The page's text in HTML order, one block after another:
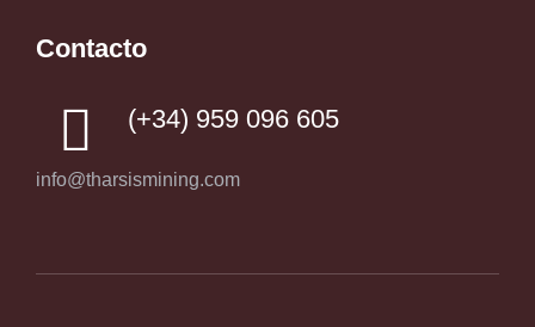
Contacto
(+34) 959 096 605
info@tharsismining.com